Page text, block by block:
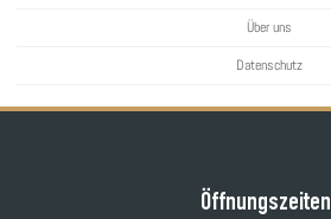
Über uns
Datenschutz
Öffnungszeiten